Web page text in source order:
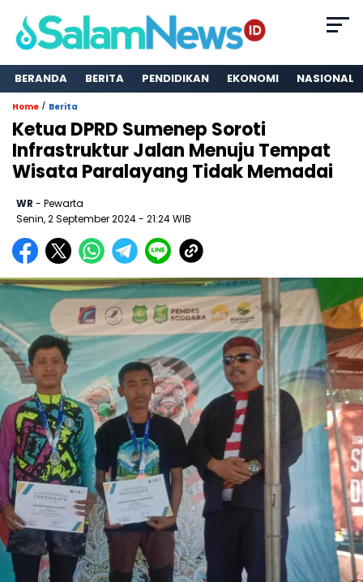
BERANDA BERITA PENDIDIKAN EKONOMI NASIONAL
Home / Berita
Ketua DPRD Sumenep Soroti
Infrastruktur Jalan Menuju Tempat
Wisata Paralayang Tidak Memadai
WR - Pewarta
Senin, 2 September 2024- 21:24 WIB